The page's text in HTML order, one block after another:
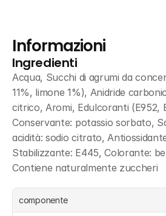
Informazioni
Ingredienti
Acqua, Succhi di agrumi da
11%, limone 1%), Anidride
citrico, Aromi, Edulcoranti (E952,
Conservante: potassio sorbato,
acidità: sodio citrato,
Stabilizzante: E445, Colorante:
Contiene naturalmente zuccheri
componente